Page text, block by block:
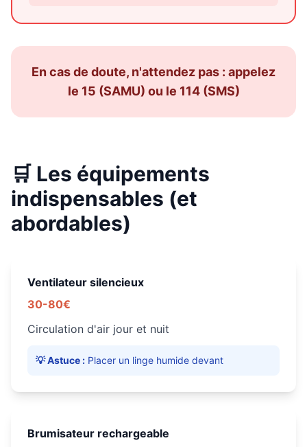
En cas de doute, n'attendez pas : appelez
le 15 (SAMU) ou le 114 (SMS)
🛒 Les équipements
indispensables (et
abordables)
Ventilateur silencieux
30-80€
Circulation d'air jour et nuit
💡 Astuce : Placer un linge humide devant
Brumisateur rechargeable